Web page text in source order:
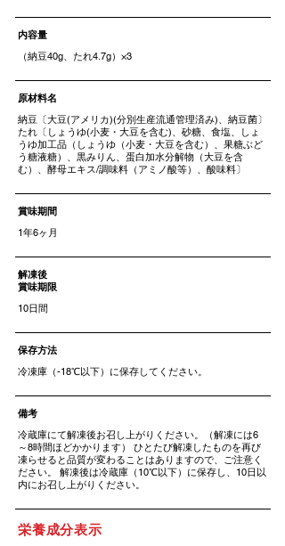
​内容量
（納豆40g、たれ4.7g）×3
原材料名
納豆〔大豆(アメリカ)(分別生産流通管理済み)、納豆菌〕
たれ〔しょうゆ(小麦・大豆を含む)、砂糖、食塩、しょ
うゆ加工品（しょうゆ（小麦・大豆を含む）、果糖ぶど
う糖液糖）、黒みりん、蛋白加水分解物（大豆を含
む）、酵母エキス/調味料（アミノ酸等）、酸味料〕
賞味期間
1年6ヶ月
解凍後
賞味期限
10日間
​保存方法
冷凍庫（-18℃以下）に保存してください。
​備考
冷蔵庫にて解凍後お召し上がりください。（解凍には6
～8時間ほどかかります） ひとたび解凍したものを再び
凍らせると品質が変わることはありますので、ご注意く
ださい。 解凍後は冷蔵庫（10℃以下）に保存し、10日以
内にお召し上がりください。
栄養成分表示